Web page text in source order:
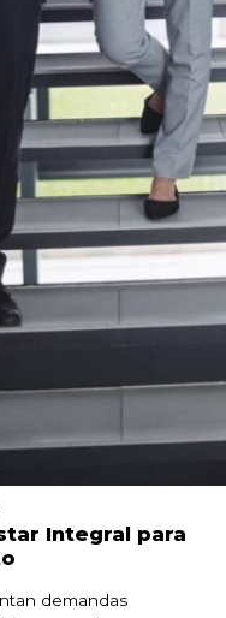
Integral para
demandas